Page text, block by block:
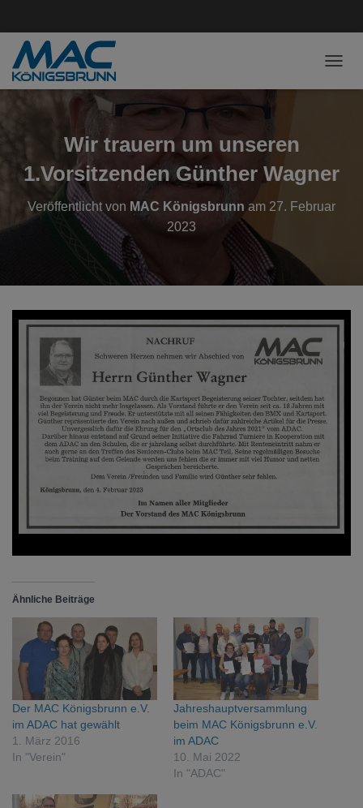
Wir trauern um unseren
1.Vorsitzenden Günther Wagner
Veröffentlicht von MAC Königsbrunn am 27. Februar
2023
Ähnliche Beiträge
Der MAC Königsbrunn e.V.
im ADAC hat gewählt
1. März 2016
In "Verein"
Jahreshauptversammlung
beim MAC Königsbrunn e.V.
im ADAC
10. Mai 2022
In "ADAC"